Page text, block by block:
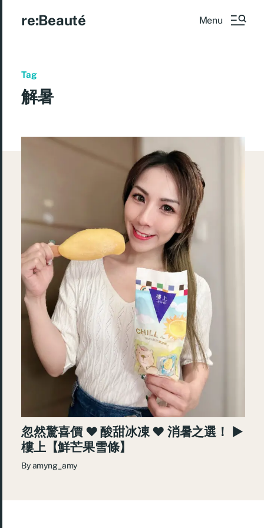
re:Beauté Menu
Tag
解暑
忽然驚喜價 ♥ 酸甜冰凍 ♥ 消暑之選！ ►
樓上【鮮芒果雪條】
Byamyng_amy